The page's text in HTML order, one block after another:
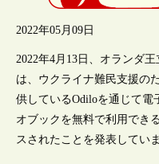
2022年05月09日
2022年4月13日、オランダ王
は、ウクライナ難民支援の
供しているOdiloを通じて電
オブックを無料で利用でき
スされたことを発表してい